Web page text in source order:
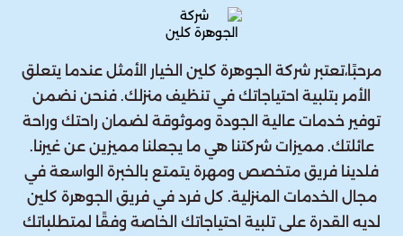
مرحبًا،تعتبر شركة الجوهرة كلين الخيار الأمثل عندما يتعلق
الأمر بتلبية احتياجاتك في تنظيف منزلك. فنحن نضمن
توفير خدمات عالية الجودة وموثوقة لضمان راحتك وراحة
عائلتك. مميزات شركتنا هي ما يجعلنا مميزين عن غيرنا.
فلدينا فريق متخصص ومهرة يتمتع بالخبرة الواسعة في
مجال الخدمات المنزلية. كل فرد في فريق الجوهرة كلين
لديه القدرة على تلبية احتياجاتك الخاصة وفقًا لمتطلباتك